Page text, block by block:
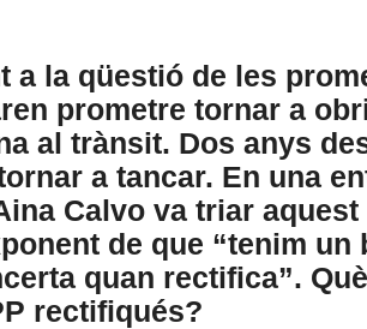
a la qüestió de les
prometre tornar a
al trànsit. Dos anys
a tancar. En una
Calvo va triar
de que “tenim un
quan rectifica”.
rectifiqués?